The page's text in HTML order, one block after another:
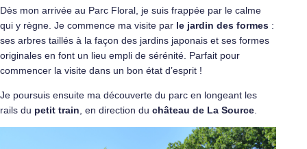
Dès mon arrivée au Parc Floral, je suis frappée par le calme
qui y règne. Je commence ma visite par le jardin des formes :
ses arbres taillés à la façon des jardins japonais et ses formes
originales en font un lieu empli de sérénité. Parfait pour
commencer la visite dans un bon état d’esprit !
Je poursuis ensuite ma découverte du parc en longeant les
rails du petit train , en direction du château de La Source